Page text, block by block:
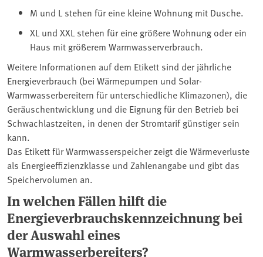
M und L stehen für eine kleine Wohnung mit Dusche.
XL und XXL stehen für eine größere Wohnung oder ein
Haus mit größerem Warmwasserverbrauch.
Weitere Informationen auf dem Etikett sind der jährliche
Energieverbrauch (bei Wärmepumpen und Solar-
Warmwasserbereitern für unterschiedliche Klimazonen), die
Geräuschentwicklung und die Eignung für den Betrieb bei
Schwachlastzeiten, in denen der Stromtarif günstiger sein
kann.
Das Etikett für Warmwasserspeicher zeigt die Wärmeverluste
als Energieeffizienzklasse und Zahlenangabe und gibt das
Speichervolumen an.
In welchen Fällen hilft die
Energieverbrauchskennzeichnung bei
der Auswahl eines
Warmwasserbereiters?